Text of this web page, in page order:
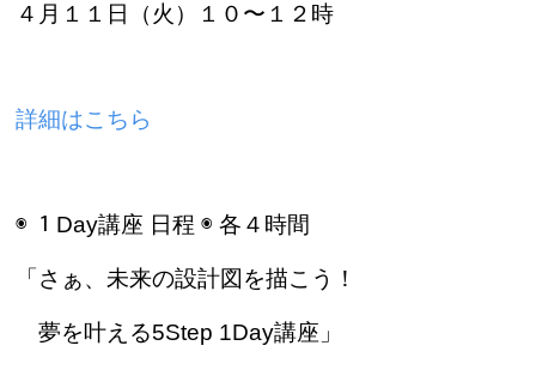
４月１１日（火）１０〜１２時
詳細はこちら
◉ １Day講座 日程 ◉ 各４時間
「さぁ、未来の設計図を描こう！
夢を叶える5Step 1Day講座」